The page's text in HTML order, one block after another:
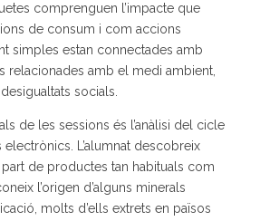
comprenguen l’impacte que
de consum i com accions
simples estan connectades amb
relacionades amb el medi ambient,
socials.
de les sessions és l’anàlisi del cicle
L’alumnat descobreix
de productes tan habituals com
l’origen d’alguns minerals
molts d’ells extrets en països